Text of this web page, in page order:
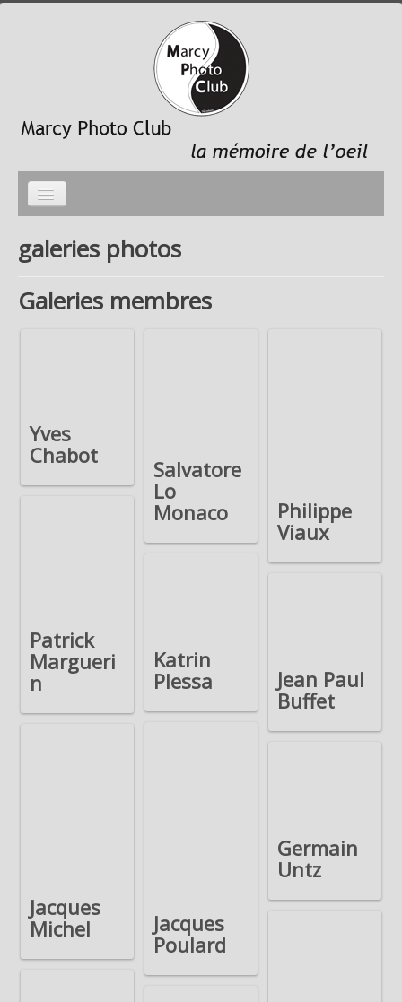
photo du mois
galeries photos
galeries photos
Galeries membres
Yves
Chabot
Salvatore
Lo
Monaco
Philippe
Viaux
Patrick
Margueri
n
Katrin
Plessa
Jean Paul
Buffet
Jacques
Poulard
Jacques
Michel
Germain
Untz